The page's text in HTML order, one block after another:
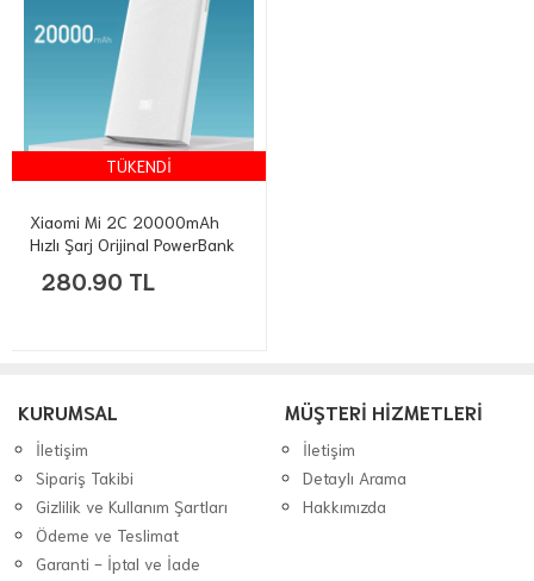
TÜKENDİ
Xiaomi Mi 2C 20000mAh
Hızlı Şarj Orijinal PowerBank
280.90 TL
KURUMSAL
İletişim
Sipariş Takibi
Gizlilik ve Kullanım Şartları
Ödeme ve Teslimat
Garanti - İptal ve İade
MÜŞTERİ HİZMETLERİ
İletişim
Detaylı Arama
Hakkımızda